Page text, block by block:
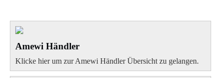
Amewi Händler
Klicke hier um zur Amewi Händler Übersicht zu gelangen.